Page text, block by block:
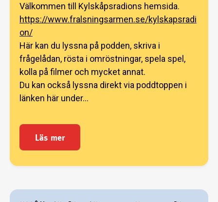
Välkommen till Kylskåpsradions hemsida.
https://www.fralsningsarmen.se/kylskapsradi
on/
Här kan du lyssna på podden, skriva i
frågelådan, rösta i omröstningar, spela spel,
kolla på filmer och mycket annat.
Du kan också lyssna direkt via poddtoppen i
länken här under...
Läs mer